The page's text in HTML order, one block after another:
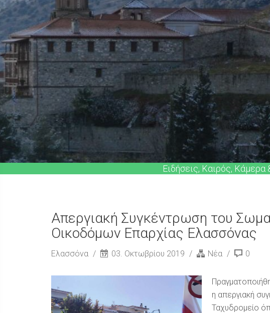
Ειδήσεις, Καιρός, Κάμερα
Απεργιακή Συγκέντρωση του
Οικοδόμων Επαρχίας Ελασσόνας
Ελασσόνα 03. Οκτωβρίου 2019 Νέα 0
η απεργιακή
Ταχυδρομείο